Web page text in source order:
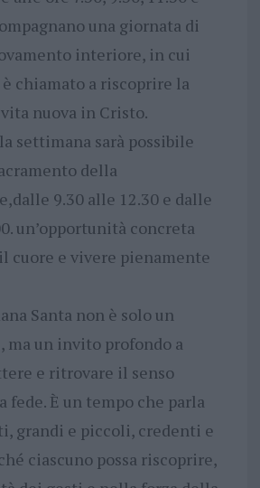
una giornata di
interiore, in cui
chiamato a riscoprire la
nuova in Cristo.
settimana sarà possibile
della
9.30 alle 12.30 e dalle
un’opportunità concreta
cuore e vivere pienamente
Santa non è solo un
un invito profondo a
e ritrovare il senso
fede. È un tempo che parla
grandi e piccoli, credenti e
ciascuno possa riscoprire,